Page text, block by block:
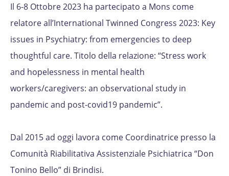
Il 6-8 Ottobre 2023 ha partecipato a Mons come
relatore all’International Twinned Congress 2023: Key
issues in Psychiatry: from emergencies to deep
thoughtful care. Titolo della relazione: “Stress work
and hopelessness in mental health
workers/caregivers: an observational study in
pandemic and post-covid19 pandemic”.
Dal 2015 ad oggi lavora come Coordinatrice presso la
Comunità Riabilitativa Assistenziale Psichiatrica “Don
Tonino Bello” di Brindisi.